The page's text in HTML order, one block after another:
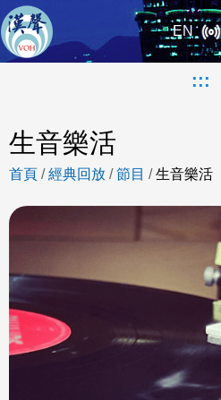
EN
:::
生音樂活
首頁 /經典回放 /節目 /生音樂活